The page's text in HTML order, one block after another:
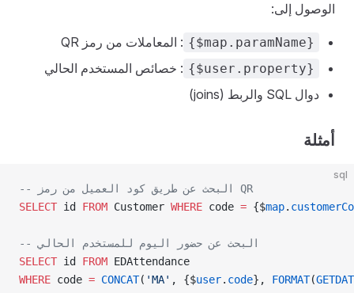
الوصول إلى:
{$map.paramName} : المعاملات من رمز QR
{$user.property} : خصائص المستخدم الحالي
دوال SQL والربط (joins)
أمثلة
sql
-- البحث عن طريق كود العميل من رمز QR
SELECT id FROM Customer WHERE code = {$map.
-- البحث عن حضور اليوم للمستخدم الحالي
SELECT id FROM EDAttendance
WHERE code = CONCAT( 'MA' , {$user. code}, FORMAT(